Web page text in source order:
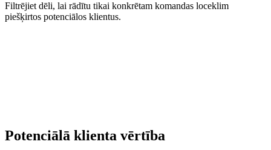
Filtrējiet dēli, lai rādītu tikai konkrētam komandas loceklim
piešķirtos potenciālos klientus.
Potenciālā klienta vērtība